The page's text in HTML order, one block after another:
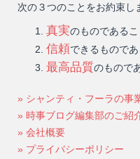
次の３つのことをお約束し
真実のものであるこ
信頼できるものであ
最高品質のもので
» シャンティ・フーラの事
» 時事ブログ編集部のご紹
» 会社概要
» プライバシーポリシー